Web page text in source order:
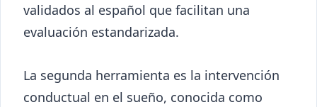
validados al español que facilitan una
evaluación estandarizada.
La segunda herramienta es la intervención
conductual en el sueño, conocida como